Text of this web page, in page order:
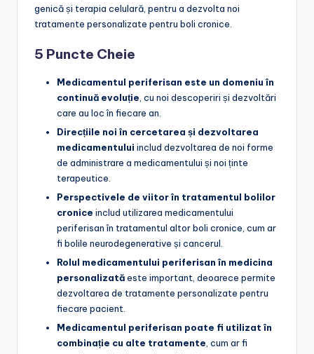
genică și terapia celulară, pentru a dezvolta noi
tratamente personalizate pentru boli cronice.
5 Puncte Cheie
Medicamentul periferisan este un domeniu în
continuă evoluție , cu noi descoperiri și dezvoltări
care au loc în fiecare an.
Direcțiile noi în cercetarea și dezvoltarea
medicamentului includ dezvoltarea de noi forme
de administrare a medicamentului și noi ținte
terapeutice.
Perspectivele de viitor în tratamentul bolilor
cronice includ utilizarea medicamentului
periferisan în tratamentul altor boli cronice, cum ar
fi bolile neurodegenerative și cancerul.
Rolul medicamentului periferisan în medicina
personalizatăeste important, deoarece permite
dezvoltarea de tratamente personalizate pentru
fiecare pacient.
Medicamentul periferisan poate fi utilizat în
combinație cu alte tratamente, cum ar fi